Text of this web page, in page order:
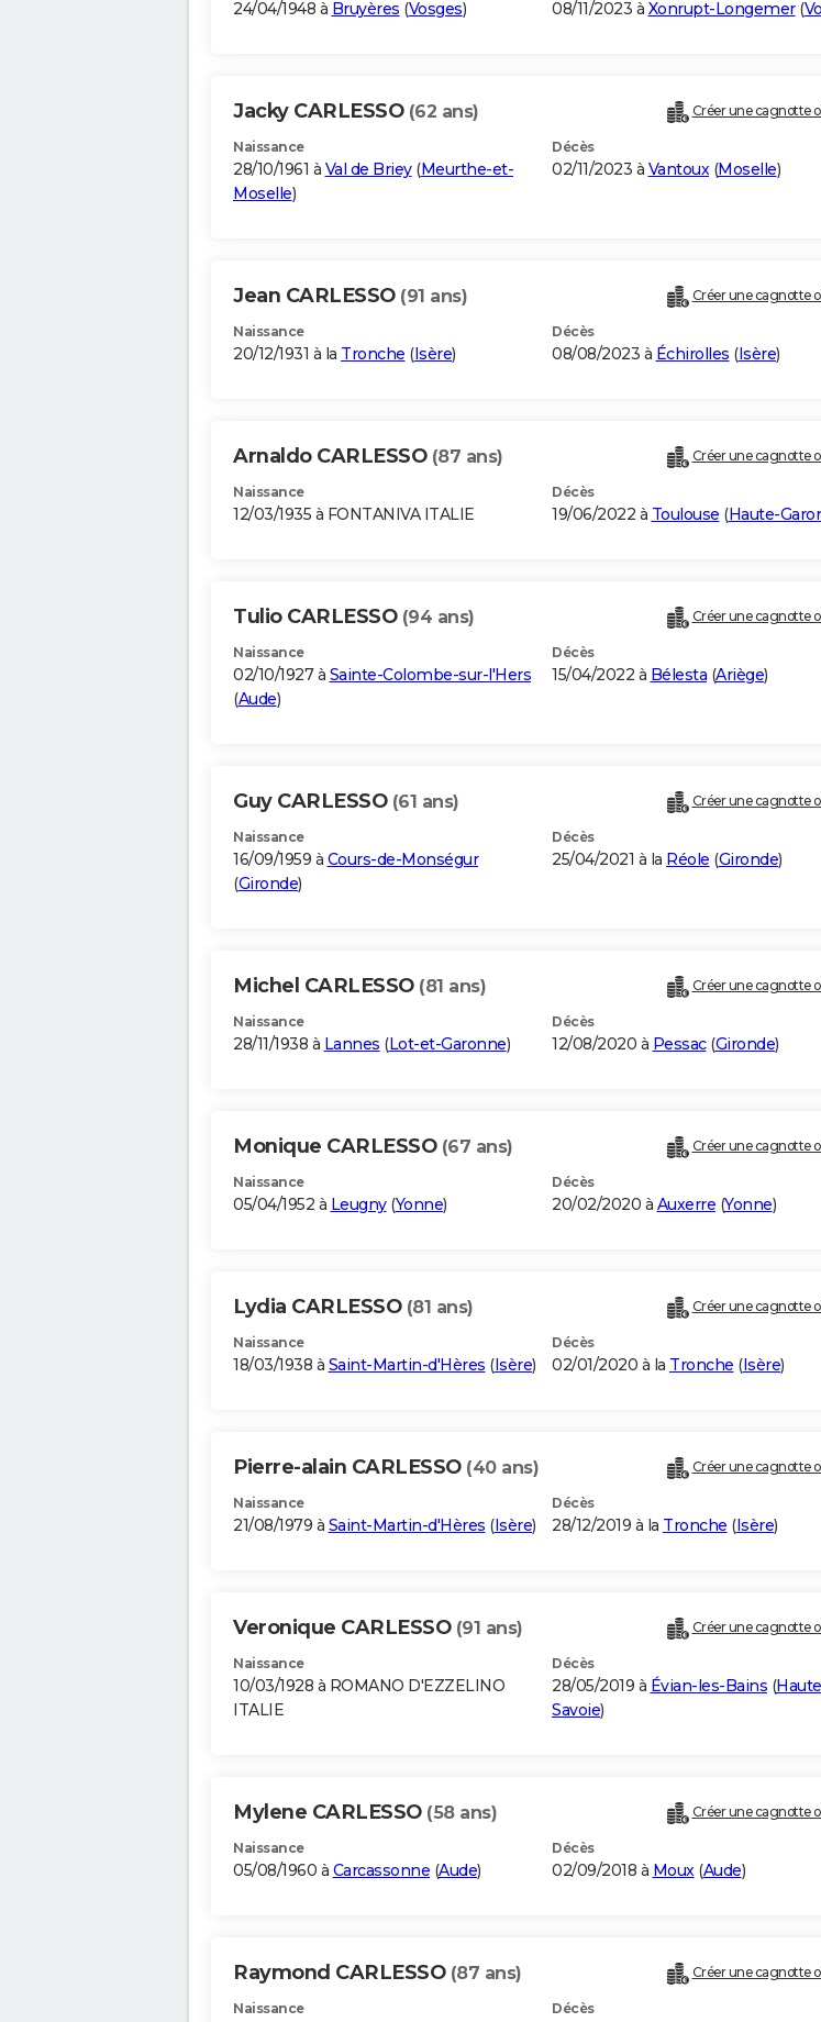
24/04/1948 à Bruyères (Vosges) 08/11/2023 à Xonrupt-Longemer(
Jacky CARLESSO (62 ans) Créer une cagnotte
Naissance
28/10/1961 à Val de Briey(Meurthe-et-
Moselle)
Décès
02/11/2023 à Vantoux(Moselle)
Jean CARLESSO (91 ans) Créer une cagnotte
Naissance
20/12/1931 à la Tronche (Isère)
Décès
08/08/2023 à Échirolles (Isère)
Arnaldo CARLESSO (87 ans) Créer une cagnotte
Naissance
12/03/1935 à FONTANIVA ITALIE
Décès
19/06/2022 à Toulouse (Haute-
Tulio CARLESSO (94 ans) Créer une cagnotte
Naissance
02/10/1927 à Sainte-Colombe-sur-l'Hers
(Aude)
Décès
15/04/2022 à Bélesta (Ariège)
Guy CARLESSO (61 ans) Créer une cagnotte
Naissance
16/09/1959 à Cours-de-Monségur
(Gironde)
Décès
25/04/2021 à la Réole (Gironde)
Michel CARLESSO (81 ans) Créer une cagnotte
Naissance
28/11/1938 à Lannes (Lot-et-Garonne)
Décès
12/08/2020 à Pessac(Gironde)
Monique CARLESSO (67 ans) Créer une cagnotte
Naissance
05/04/1952 à Leugny(Yonne)
Décès
20/02/2020 à Auxerre (Yonne)
Lydia CARLESSO (81 ans) Créer une cagnotte
Naissance
18/03/1938 à Saint-Martin-d'Hères (Isère)
Décès
02/01/2020 à la Tronche (Isère)
Pierre-alain CARLESSO (40 ans) Créer une cagnotte
Naissance
21/08/1979 à Saint-Martin-d'Hères (Isère)
Décès
28/12/2019 à la Tronche (Isère)
Veronique CARLESSO (91 ans) Créer une cagnotte
Naissance
10/03/1928 à ROMANO D'EZZELINO
ITALIE
Décès
28/05/2019 à Évian-les-Bains (
Savoie)
Mylene CARLESSO (58 ans) Créer une cagnotte
Naissance
05/08/1960 à Carcassonne (Aude)
Décès
02/09/2018 à Moux(Aude)
Raymond CARLESSO (87 ans) Créer une cagnotte
Naissance Décès